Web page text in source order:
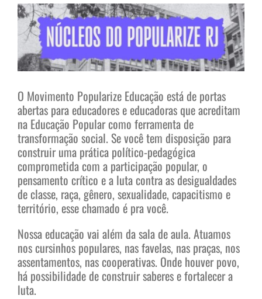
View
Larger
Image
O Movimento Popularize Educação está de portas
abertas para educadores e educadoras que acreditam
na Educação Popular como ferramenta de
transformação social. Se você tem disposição para
construir uma prática político-pedagógica
comprometida com a participação popular, o
pensamento crítico e a luta contra as desigualdades
de classe, raça, gênero, sexualidade, capacitismo e
território, esse chamado é pra você.
Nossa educação vai além da sala de aula. Atuamos
nos cursinhos populares, nas favelas, nas praças, nos
assentamentos, nas cooperativas. Onde houver povo,
há possibilidade de construir saberes e fortalecer a
luta.